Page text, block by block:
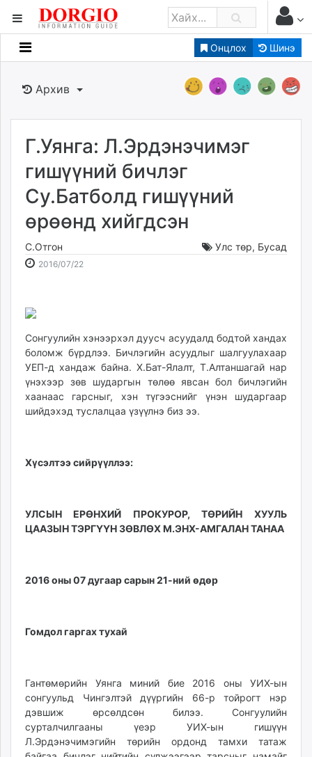
Онцлох Шинэ
Мэдээллийн
Банк санхүү
Бизнес ААН
Төрийн
dorgio.mn
Gogo.mn
caak.mn
news.mn
zindaa.mn
tovch.mn
ikon.mn
mnb.mn
Livetv.mn
Eguur.mn
24tsag.mn
shuud.mn
zarig.mn
mminfo.mn
ugluu.mn
asu.mn
unuudur.mn
fact.mn
itoim.mn
tumen.mn
shuum.mn
Архив
Г.Уянга: Л.Эрдэнэчимэг
гишүүний бичлэг
Су.Батболд гишүүний
өрөөнд хийгдсэн
С.Отгон Улс төр, Бусад
2016/07/22
Сонгуулийн хэнээрхэл дуусч асуудалд бодтой хандах
боломж бүрдлээ. Бичлэгийн асуудлыг шалгуулахаар
УЕП-д хандаж байна. Х.Бат-Ялалт, Т.Алтаншагай нар
үнэхээр зөв шударгын төлөө явсан бол бичлэгийн
хаанаас гарсныг, хэн түгээснийг үнэн шударгаар
шийдэхэд туслалцаа үзүүлнэ биз ээ.
Хүсэлтээ сийрүүллээ:
УЛСЫН ЕРӨНХИЙ ПРОКУРОР, ТӨРИЙН ХУУЛЬ
ЦААЗЫН ТЭРГҮҮН ЗӨВЛӨХ М.ЭНХ-АМГАЛАН ТАНАА
2016 оны 07 дугаар сарын 21-ний өдөр
Гомдол гаргах тухай
Гантөмөрийн Уянга миний бие 2016 оны УИХ-ын
сонгуульд Чингэлтэй дүүргийн 66-р тойрогт нэр
дэвшиж өрсөлдсөн билээ. Сонгуулийн
сурталчилгааны үеэр УИХ-ын гишүүн
Л.Эрдэнэчимэгийн төрийн ордонд тамхи татаж